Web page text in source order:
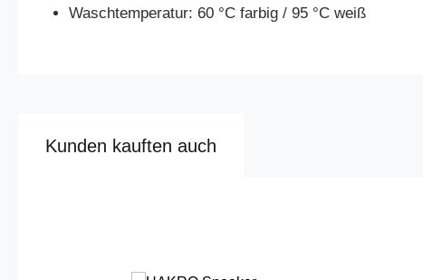
Waschtemperatur: 60 °C farbig / 95 °C weiß
Kunden kauften auch